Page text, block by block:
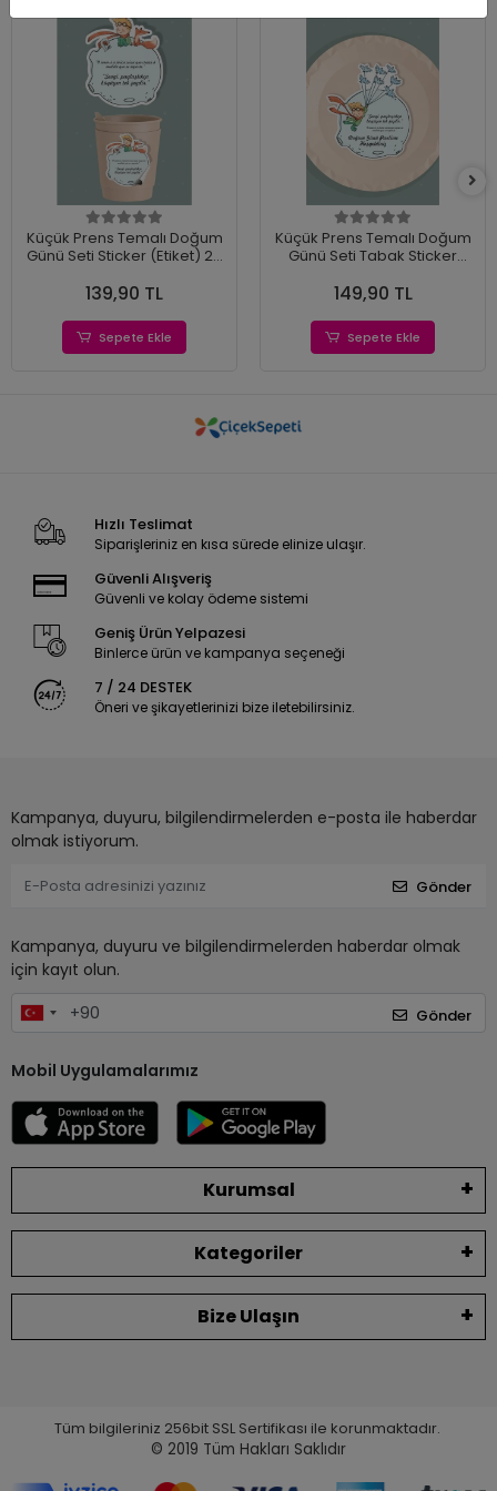
Küçük Prens Temalı Doğum
Günü Seti Sticker (Etiket) 20
139,90 TL
Sepete Ekle
Küçük Prens Temalı Doğum
Günü Seti Tabak Sticker
149,90 TL
Sepete Ekle
Hızlı Teslimat
Siparişleriniz en kısa sürede elinize ulaşır.
Güvenli Alışveriş
Güvenli ve kolay ödeme sistemi
Geniş Ürün Yelpazesi
Binlerce ürün ve kampanya seçeneği
7 / 24 DESTEK
Öneri ve şikayetlerinizi bize iletebilirsiniz.
Kampanya, duyuru, bilgilendirmelerden e-posta ile haberdar
olmak istiyorum.
Gönder
Kampanya, duyuru ve bilgilendirmelerden haberdar olmak
için kayıt olun.
Gönder
Mobil Uygulamalarımız
Kurumsal
Kategoriler
Bize Ulaşın
Tüm bilgileriniz 256bit SSL Sertifikası ile korunmaktadır.
© 2019 Tüm Hakları Saklıdır